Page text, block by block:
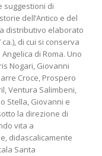
suggestioni di
dell’Antico e del
distributivo elaborato
di cui si conserva
di Roma. Uno
Nogari, Giovanni
Croce, Prospero
Ventura Salimbeni,
Stella, Giovanni e
la direzione di
vita a
didascalicamente
Santa